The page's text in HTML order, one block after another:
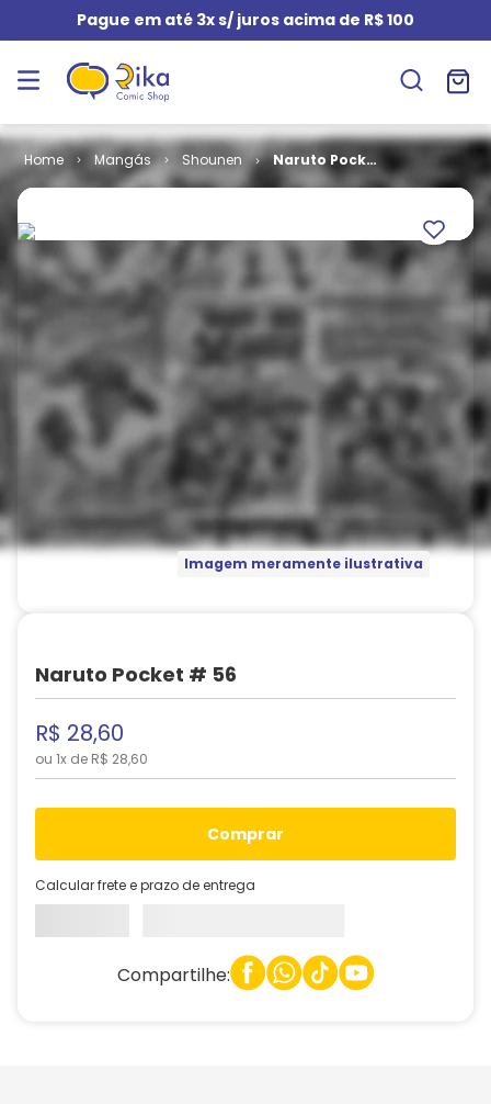
Pague em até 3x s/ juros acima de R$ 100
Mangás Shounen
Naruto Pocket
Imagem meramente ilustrativa
Naruto Pocket # 56
R$ 28,60
ou 1x de R$ 28,60
comprar
Calcular frete e prazo de entrega
Compartilhe: